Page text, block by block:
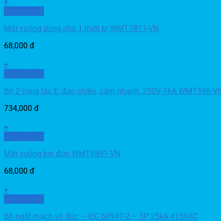
+
Mặt vuông dùng cho 1 thiết bị WMT7811-VN
68,000 đ
+
Bộ 2 công tắc E, đảo chiều, cắm nhanh, 250V-16A WMT596-
734,000 đ
+
Mặt vuông kín đơn WMT6891-VN
68,000 đ
+
Bộ ngắt mạch vỏ đúc – IEC 60947-2 – 3P 25kA 415VAC